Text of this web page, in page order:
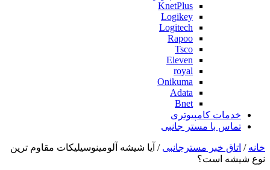
KnetPlus
Logikey
Logitech
Rapoo
Tsco
Eleven
royal
Onikuma
Adata
Bnet
خدمات کامپیوتری
تماس با مستر جانبی
خانه / اتاق خبر مسترجانبی / آیا شیشه آلومینوسیلیکات مقاوم ترین
نوع شیشه است؟